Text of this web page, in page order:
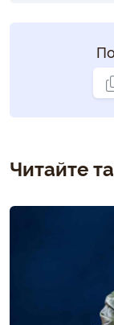
Читайте